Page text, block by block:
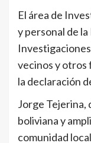
El área de
y personal de
vecinos y otros
la declaración
Jorge Tejerina,
boliviana y
comunidad